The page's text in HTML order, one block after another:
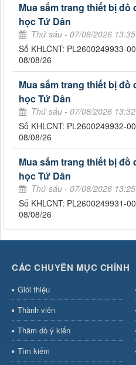
Mua sắm trang thiết bị
học Tứ Dân
Thứ sáu - 07/08/2026 13:35
Số KHLCNT: PL2600249933-
08/08/26
Mua sắm trang thiết bị
học Tứ Dân
Thứ sáu - 07/08/2026 13:32
Số KHLCNT: PL2600249932-
08/08/26
Mua sắm trang thiết bị
học Tứ Dân
Thứ sáu - 07/08/2026 13:25
Số KHLCNT: PL2600249931-
08/08/26
CÁC CHUYÊN MỤC CHÍNH
Giới thiệu
Thành viên
Thăm dò ý kiến
Tìm kiếm